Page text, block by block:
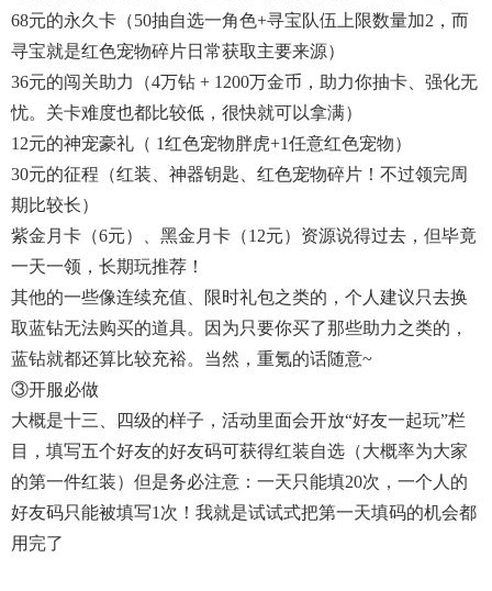
68元的永久卡（50抽自选一角色+寻宝队伍上限数量加2，而
寻宝就是红色宠物碎片日常获取主要来源）
36元的闯关助力（4万钻 + 1200万金币，助力你抽卡、强化无
忧。关卡难度也都比较低，很快就可以拿满）
12元的神宠豪礼（ 1红色宠物胖虎+1任意红色宠物）
30元的征程（红装、神器钥匙、红色宠物碎片！不过领完周
期比较长）
紫金月卡（6元）、黑金月卡（12元）资源说得过去，但毕竟
一天一领，长期玩推荐！
其他的一些像连续充值、限时礼包之类的，个人建议只去换
取蓝钻无法购买的道具。因为只要你买了那些助力之类的，
蓝钻就都还算比较充裕。当然，重氪的话随意~
③开服必做
大概是十三、四级的样子，活动里面会开放“好友一起玩”栏
目，填写五个好友的好友码可获得红装自选（大概率为大家
的第一件红装）但是务必注意：一天只能填20次，一个人的
好友码只能被填写1次！我就是试试式把第一天填码的机会都
用完了